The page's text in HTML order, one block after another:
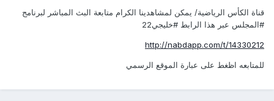
قناة الكأس الرياضية/ يمكن لمشاهدينا الكرام متابعة البث المباشر لبرنامج
#المجلس عبر هذا الرابط #خليجي22
http://nabdapp.com/t/14330212
للمتابعه اظغط على عبارة الموقع الرسمي